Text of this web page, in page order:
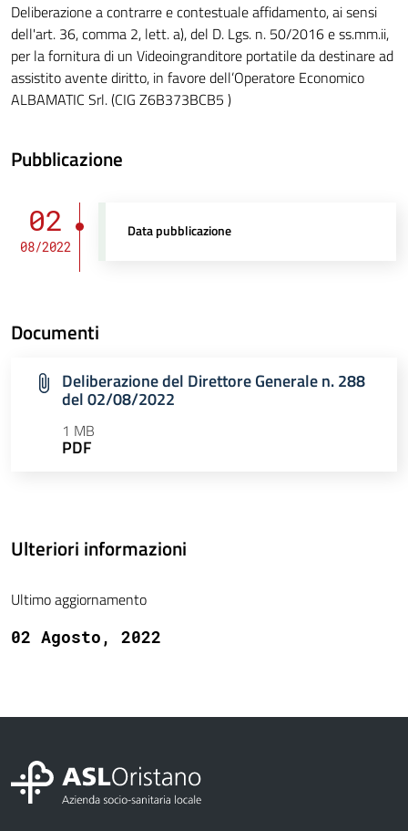
Deliberazione a contrarre e contestuale affidamento, ai sensi
dell'art. 36, comma 2, lett. a), del D. Lgs. n. 50/2016 e ss.mm.ii,
per la fornitura di un Videoingranditore portatile da destinare ad
assistito avente diritto, in favore dell’Operatore Economico
ALBAMATIC Srl. (CIG Z6B373BCB5 )
Pubblicazione
02
08/2022
Data pubblicazione
Documenti
Deliberazione del Direttore Generale n. 288
del 02/08/2022
1 MB
PDF
Ulteriori informazioni
Ultimo aggiornamento
02 Agosto, 2022